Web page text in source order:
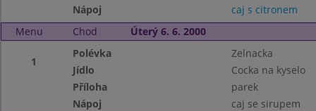
Nápoj
caj s citronem
Menu
Chod Úterý 6. 6. 2000
1
Polévka
Zelnacka
Jídlo
Cocka na kyselo
Příloha
parek
Nápoj
caj se sirupem